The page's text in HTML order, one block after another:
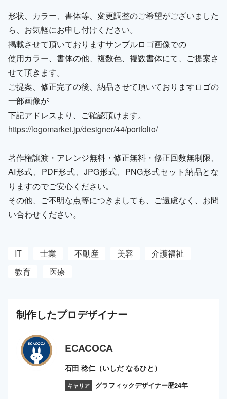
形状、カラー、書体等、変更調整のご希望がございました
ら、お気軽にお申し付けください。
掲載させて頂いておりますサンプルロゴ画像での
使用カラー、書体の他、複数色、複数書体にて、ご提案さ
せて頂きます。
ご提案、修正完了の後、納品させて頂いておりますロゴの
一部画像が
下記アドレスより、ご確認頂けます。
https://logomarket.jp/designer/44/portfolio/
著作権譲渡・アレンジ無料・修正無料・修正回数無制限、
AI形式、PDF形式、JPG形式、PNG形式セット納品とな
りますのでご安心ください。
その他、ご不明な点等につきましても、ご遠慮なく、お問
い合わせください。
IT 士業 不動産 美容
介護福祉
教育
医療
制作したプロデザイナー
ECACOCA
石田 稔仁（いしだ なるひと）
キャリア グラフィックデザイナー歴24年